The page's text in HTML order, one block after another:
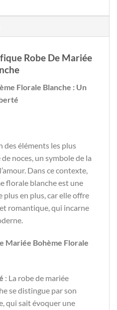
Robe De Mariée
Florale Blanche : Un
des éléments les plus
noces, un symbole de la
Dans ce contexte,
florale blanche est une
plus en plus, car elle offre
romantique, qui incarne
Mariée Bohème Florale
: La robe de mariée
se distingue par son
qui sait évoquer une